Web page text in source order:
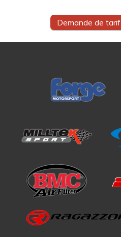
Demande de tarif